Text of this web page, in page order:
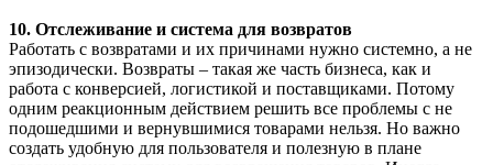
10. Отслеживание и система для возвратов
Работать с возвратами и их причинами нужно системно, а не
эпизодически. Возвраты – такая же часть бизнеса, как и
работа с конверсией, логистикой и поставщиками. Потому
одним реакционным действием решить все проблемы с не
подошедшими и вернувшимися товарами нельзя. Но важно
создать удобную для пользователя и полезную в плане